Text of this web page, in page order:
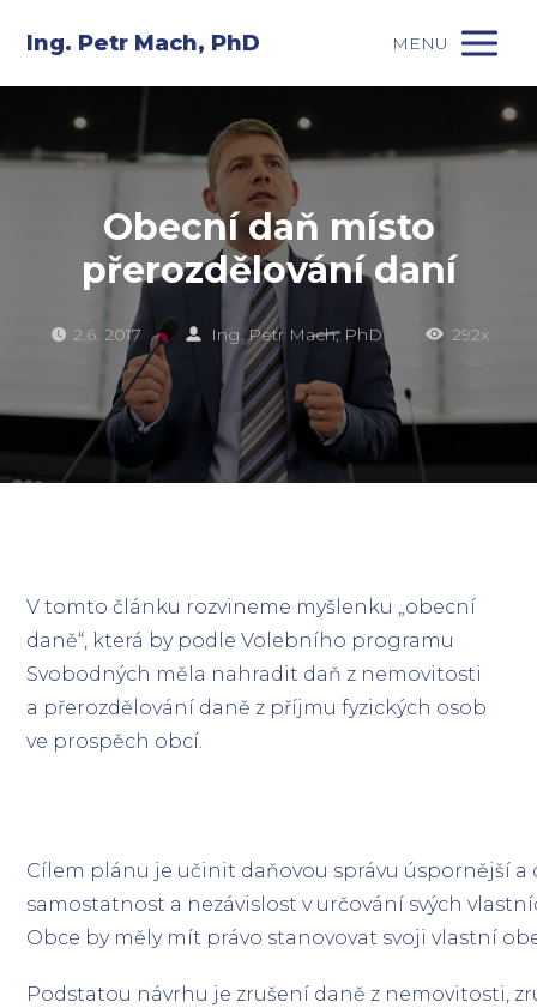
Ing. Petr Mach, PhD MENU
Obecní daň místo
přerozdělování daní
2.6. 2017 Ing. Petr Mach, PhD 292x
V tomto článku rozvineme myšlenku „obecní
daně“, která by podle Volebního programu
Svobodných měla nahradit daň z nemovitosti
a přerozdělování daně z příjmu fyzických osob
ve prospěch obcí.
Cílem plánu je učinit daňovou správu úspornější a
samostatnost a nezávislost v určování svých
Obce by měly mít právo stanovovat svoji vlastní
Podstatou návrhu je zrušení daně z nemovitosti,